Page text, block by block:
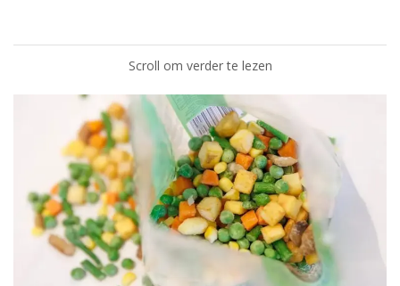
Scroll om verder te lezen